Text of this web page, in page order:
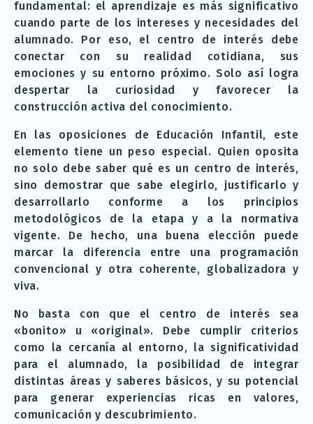
fundamental: el aprendizaje es más significativo
cuando parte de los intereses y necesidades del
alumnado. Por eso, el centro de interés debe
conectar con su realidad cotidiana, sus
emociones y su entorno próximo. Solo así logra
despertar la curiosidad y favorecer la
construcción activa del conocimiento.
En las oposiciones de Educación Infantil, este
elemento tiene un peso especial. Quien oposita
no solo debe saber qué es un centro de interés,
sino demostrar que sabe elegirlo, justificarlo y
desarrollarlo conforme a los principios
metodológicos de la etapa y a la normativa
vigente. De hecho, una buena elección puede
marcar la diferencia entre una programación
convencional y otra coherente, globalizadora y
viva.
No basta con que el centro de interés sea
«bonito» u «original». Debe cumplir criterios
como la cercanía al entorno, la significatividad
para el alumnado, la posibilidad de integrar
distintas áreas y saberes básicos, y su potencial
para generar experiencias ricas en valores,
comunicación y descubrimiento.